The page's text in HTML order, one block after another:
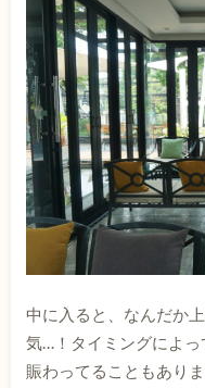
中に入ると、なんだか
気…！タイミングによ
賑わってることもあり